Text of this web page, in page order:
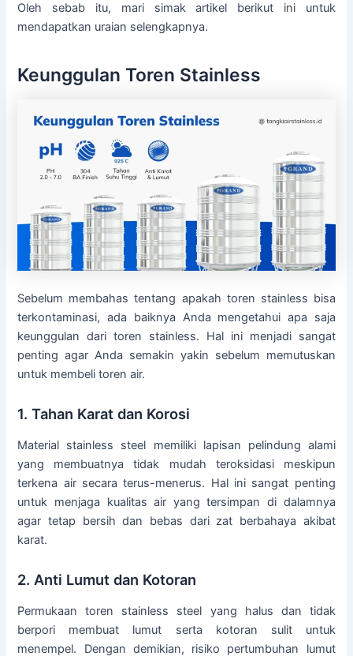
Oleh sebab itu, mari simak artikel berikut ini untuk
mendapatkan uraian selengkapnya.
Keunggulan Toren Stainless
Sebelum membahas tentang apakah toren stainless bisa
terkontaminasi, ada baiknya Anda mengetahui apa saja
keunggulan dari toren stainless. Hal ini menjadi sangat
penting agar Anda semakin yakin sebelum memutuskan
untuk membeli toren air.
1. Tahan Karat dan Korosi
Material stainless steel memiliki lapisan pelindung alami
yang membuatnya tidak mudah teroksidasi meskipun
terkena air secara terus-menerus. Hal ini sangat penting
untuk menjaga kualitas air yang tersimpan di dalamnya
agar tetap bersih dan bebas dari zat berbahaya akibat
karat.
2. Anti Lumut dan Kotoran
Permukaan toren stainless steel yang halus dan tidak
berpori membuat lumut serta kotoran sulit untuk
menempel. Dengan demikian, risiko pertumbuhan lumut